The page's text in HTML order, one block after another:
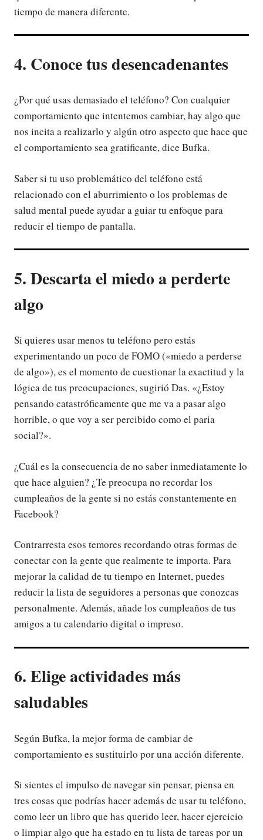
tiempo de manera diferente.
4. Conoce tus desencadenantes
¿Por qué usas demasiado el teléfono? Con cualquier
comportamiento que intentemos cambiar, hay algo que
nos incita a realizarlo y algún otro aspecto que hace que
el comportamiento sea gratificante, dice Bufka.
Saber si tu uso problemático del teléfono está
relacionado con el aburrimiento o los problemas de
salud mental puede ayudar a guiar tu enfoque para
reducir el tiempo de pantalla.
5. Descarta el miedo a perderte
algo
Si quieres usar menos tu teléfono pero estás
experimentando un poco de FOMO («miedo a perderse
de algo»), es el momento de cuestionar la exactitud y la
lógica de tus preocupaciones, sugirió Das. «¿Estoy
pensando catastróficamente que me va a pasar algo
horrible, o que voy a ser percibido como el paria
social?».
¿Cuál es la consecuencia de no saber inmediatamente lo
que hace alguien? ¿Te preocupa no recordar los
cumpleaños de la gente si no estás constantemente en
Facebook?
Contrarresta esos temores recordando otras formas de
conectar con la gente que realmente te importa. Para
mejorar la calidad de tu tiempo en Internet, puedes
reducir la lista de seguidores a personas que conozcas
personalmente. Además, añade los cumpleaños de tus
amigos a tu calendario digital o impreso.
6. Elige actividades más
saludables
Según Bufka, la mejor forma de cambiar de
comportamiento es sustituirlo por una acción diferente.
Si sientes el impulso de navegar sin pensar, piensa en
tres cosas que podrías hacer además de usar tu teléfono,
como leer un libro que has querido leer, hacer ejercicio
o limpiar algo que ha estado en tu lista de tareas por un